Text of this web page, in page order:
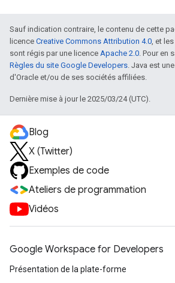
Sauf indication contraire, le contenu de cette
licence Creative Commons Attribution 4.0, et
sont régis par une licence Apache 2.0. Pour en
Règles du site Google Developers. Java est
d'Oracle et/ou de ses sociétés affiliées.
Dernière mise à jour le 2025/03/24 (UTC).
Blog
X (Twitter)
Exemples de code
Ateliers de programmation
Vidéos
Google Workspace for Developers
Présentation de la plate-forme